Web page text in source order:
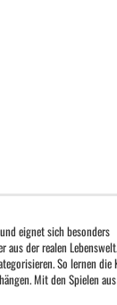
eignet sich besonders
der realen
So lernen die
Mit den Spielen